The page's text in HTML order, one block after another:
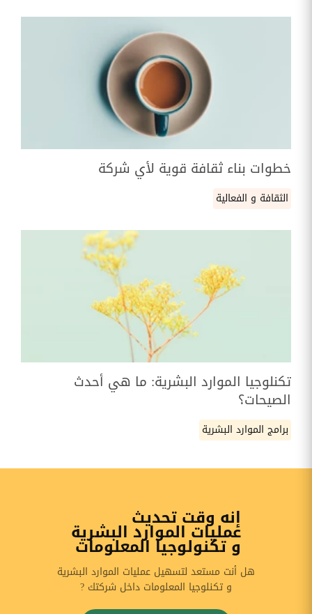
خطوات بناء ثقافة قوية لأي شركة
الثقافة و الفعالية
تكنلوجيا الموارد البشرية: ما هي أحدث
الصيحات؟
برامج الموارد البشرية
إنه وقت تحديث
عمليات الموارد البشرية
و تكنولوجيا المعلومات
هل أنت مستعد لتسهيل عمليات الموارد البشرية
و تكنلوجيا المعلومات داخل شركتك ?